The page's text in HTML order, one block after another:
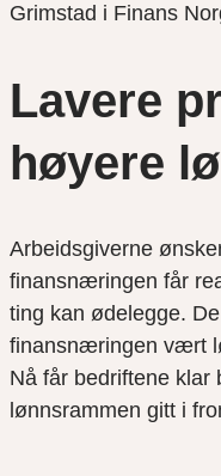
Grimstad i Finans
Lavere
høyere
Arbeidsgiverne
finansnæringen får
ting kan ødelegge.
finansnæringen vært
Nå får bedriftene klar
lønnsrammen gitt i